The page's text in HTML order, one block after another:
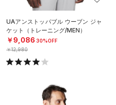
UAアンストッパブル ウーブン ジャ
ケット（トレーニング/MEN）
￥9,086 30%OFF
￥12,980